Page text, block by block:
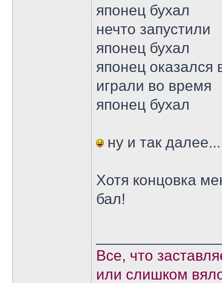
японец бухал
нечто запустили
японец бухал
японец оказался
играли во время
японец бухал
ну и так далее...
Хотя концовка
бал!
Все, что
или слишком